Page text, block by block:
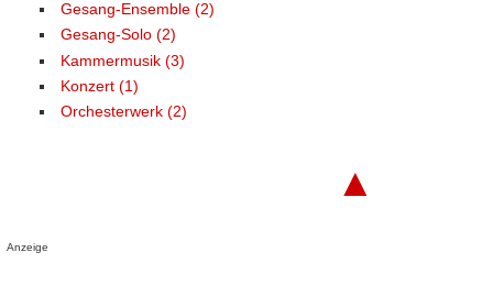
Gesang-Ensemble (2)
Gesang-Solo (2)
Kammermusik (3)
Konzert (1)
Orchesterwerk (2)
▲
Anzeige